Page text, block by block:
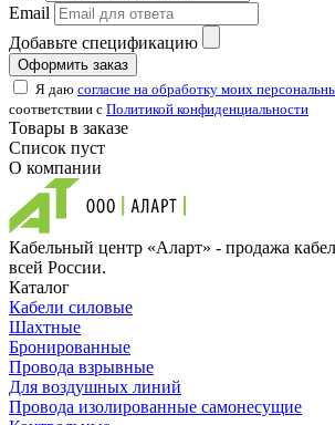
Email
Добавьте спецификацию
Оформить заказ
Я даю согласие на обработку моих
соответствии с Политикой конфиденциальности
Товары в заказе
Список пуст
О компании
Кабельный центр «Аларт» - продажа
всей России.
Каталог
Кабели силовые
Шахтные
Бронированные
Провода взрывные
Для воздушных линий
Провода изолированные самонесущие